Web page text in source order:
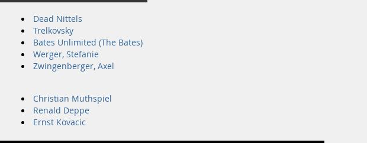
Dead Nittels
Trelkovsky
Bates Unlimited (The Bates)
Werger, Stefanie
Zwingenberger, Axel
Christian Muthspiel
Renald Deppe
Ernst Kovacic